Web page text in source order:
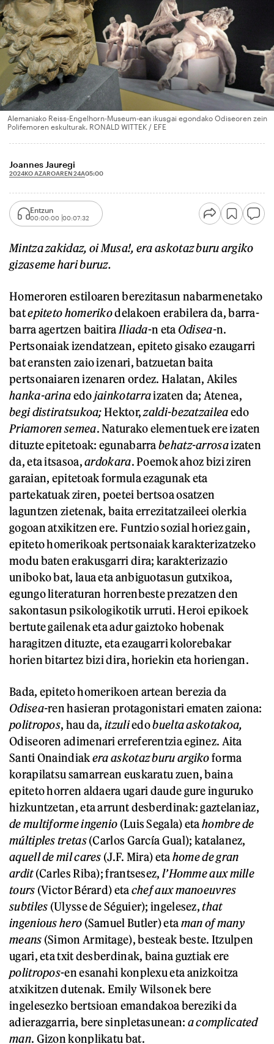
Alemaniako Reiss-Engelhorn-Museum-ean ikusgai egondako Odiseoren zein
Polifemoren eskulturak. RONALD WITTEK / EFE
Joannes Jauregi
2024KO AZAROAREN 24A05:00
Entzun
00:00:00 00:07:32
Mintza zakidaz, oi Musa!, era askotaz buru argiko
gizasemehari buruz.
Homeroren estiloaren berezitasun nabarmenetako
batepiteto homerikodelakoen erabilera da, barra-
barra agertzen baitira Iliada-n eta Odisea-n.
Pertsonaiak izendatzean, epiteto gisako ezaugarri
bat eransten zaio izenari, batzuetan baita
pertsonaiaren izenaren ordez. Halatan, Akiles
hanka-arinaedojainkotarraizaten da; Atenea,
begi distiratsukoa;Hektor,zaldi-bezatzaileaedo
Priamoren semea. Naturako elementuek ere izaten
dituzte epitetoak: egunabarrabehatz-arrosaizaten
da, eta itsasoa,ardokara. Poemok ahoz bizi ziren
garaian, epitetoak formula ezagunak eta
partekatuak ziren, poetei bertsoa osatzen
laguntzen zietenak, baita errezitatzaileei olerkia
gogoan atxikitzen ere. Funtzio sozial horiez gain,
epiteto homerikoak pertsonaiak karakterizatzeko
modu baten erakusgarri dira; karakterizazio
uniboko bat, laua eta anbiguotasun gutxikoa,
egungo literaturan horrenbeste prezatzen den
sakontasun psikologikotik urruti. Heroi epikoek
bertute gailenak eta adur gaiztoko hobenak
haragitzen dituzte, eta ezaugarri kolorebakar
horien bitartez bizi dira, horiekin eta horiengan.
Bada, epiteto homerikoen artean berezia da
Odisea-ren hasieran protagonistari ematen zaiona:
politropos, hau da, itzuliedobuelta askotakoa,
Odiseoren adimenari erreferentzia eginez. Aita
Santi Onaindiakera askotaz buru argikoforma
korapilatsu samarrean euskaratu zuen, baina
epiteto horren aldaera ugari daude gure inguruko
hizkuntzetan, eta arrunt desberdinak: gaztelaniaz,
de multiforme ingenio (Luis Segala) etahombre de
múltiplestretas(Carlos García Gual); katalanez,
aquell de mil cares (J.F. Mira) etahome de gran
ardit(Carles Riba); frantsesez, l’Homme aux mille
tours (Victor Bérard) etachef aux manoeuvres
subtiles (Ulysse de Séguier); ingelesez,that
ingenious hero (Samuel Butler) etaman of many
means (Simon Armitage), besteak beste. Itzulpen
ugari, eta txit desberdinak, baina guztiak ere
politropos-en esanahi konplexu eta anizkoitza
atxikitzen dutenak. Emily Wilsonek bere
ingelesezko bertsioan emandakoa bereziki da
adierazgarria, bere sinpletasunean: a complicated
man. Gizon konplikatu bat.